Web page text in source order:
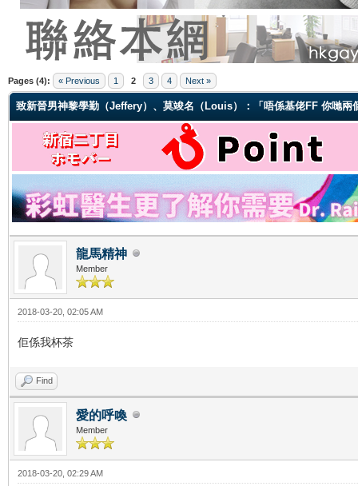
Pages (4): « Previous 1 2 3 4 Next »
致新晉男神黎學勤（Jeffery）、莫竣名（Louis）：「唔係基佬FF 你哋兩
龍馬精神
Member
2018-03-20, 02:05 AM
佢係我杯茶
Find
愛的呼喚
Member
2018-03-20, 02:29 AM